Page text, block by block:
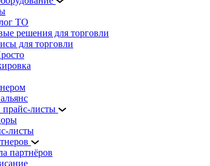
ТО
решения для торговли
для торговли
листы
листы
партнёров